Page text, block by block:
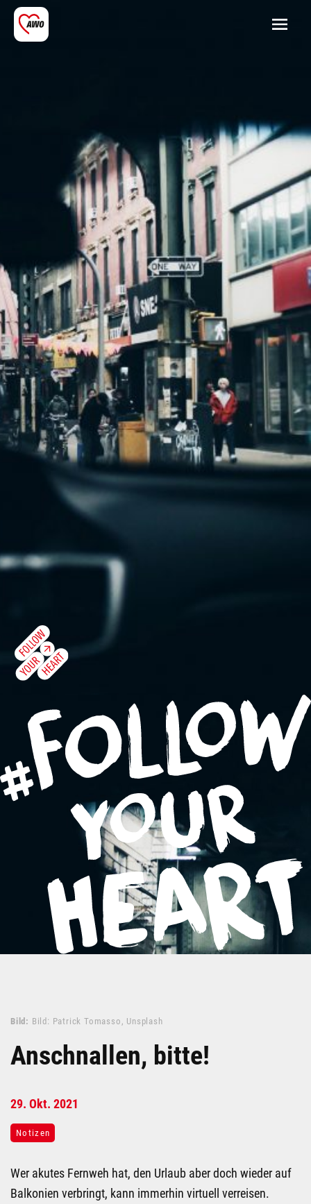
Bild: Bild: Patrick Tomasso, Unsplash
Anschnallen, bitte!
29. Okt. 2021
Notizen
Wer akutes Fernweh hat, den Urlaub aber doch wieder auf
Balkonien verbringt, kann immerhin virtuell verreisen.